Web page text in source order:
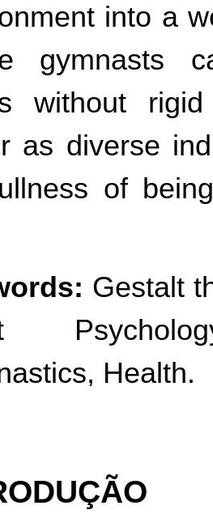
into a
gymnasts
without
as diverse
of
Gestalt
Health.